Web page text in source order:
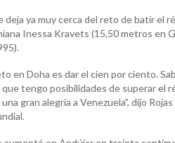
deja ya muy cerca del reto de batir el
Inessa Kravets (15,50 metros en
en Doha es dar el cien por ciento.
tengo posibilidades de superar el
gran alegría a Venezuela”, dijo